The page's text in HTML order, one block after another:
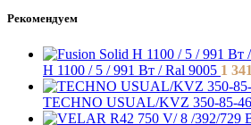
Рекомендуем
H 1100 / 5 / 991 Вт / Ral 9005 1 341
TECHNO USUAL/KVZ 350-85-